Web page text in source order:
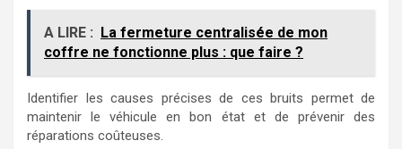
A LIRE : La fermeture centralisée de mon
coffre ne fonctionne plus : que faire ?
Identifier les causes précises de ces bruits permet de
maintenir le véhicule en bon état et de prévenir des
réparations coûteuses.